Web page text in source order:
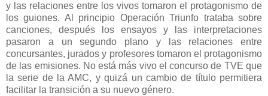
y las relaciones entre los vivos tomaron el protagonismo de
los guiones. Al principio Operación Triunfo trataba sobre
canciones, después los ensayos y las interpretaciones
pasaron a un segundo plano y las relaciones entre
concursantes, jurados y profesores tomaron el protagonismo
de las emisiones. No está más vivo el concurso de TVE que
la serie de la AMC, y quizá un cambio de título permitiera
facilitar la transición a su nuevo género.